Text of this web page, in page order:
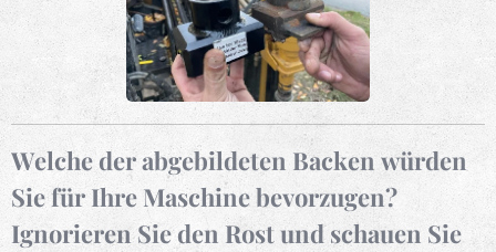
Welche der abgebildeten Backen würden
Sie für Ihre Maschine bevorzugen?
Ignorieren Sie den Rost und schauen Sie